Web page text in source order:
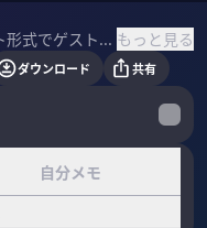
ビデオポッドキャスト形式でゲストを招き、最先端の話を聞くPIVOT TALK。ファイナンシャル・ジャーナリストの竹川美奈子氏に「新NISAの誤解と注意点」について聞いた。 ＜目次＞ もっと見る
ダウンロード 共有
自分メモ